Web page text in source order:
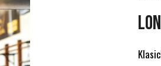
je
z
5
HLEDAT